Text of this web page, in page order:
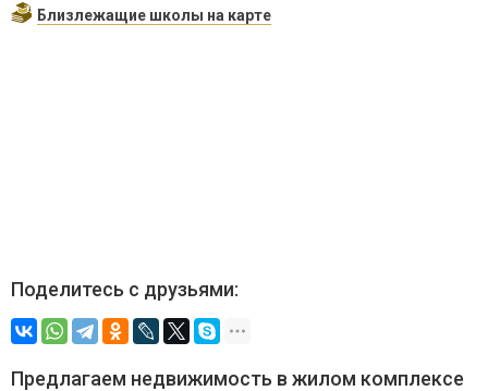
Близлежащие школы на карте
Поделитесь с друзьями:
Предлагаем недвижимость в жилом комплексе